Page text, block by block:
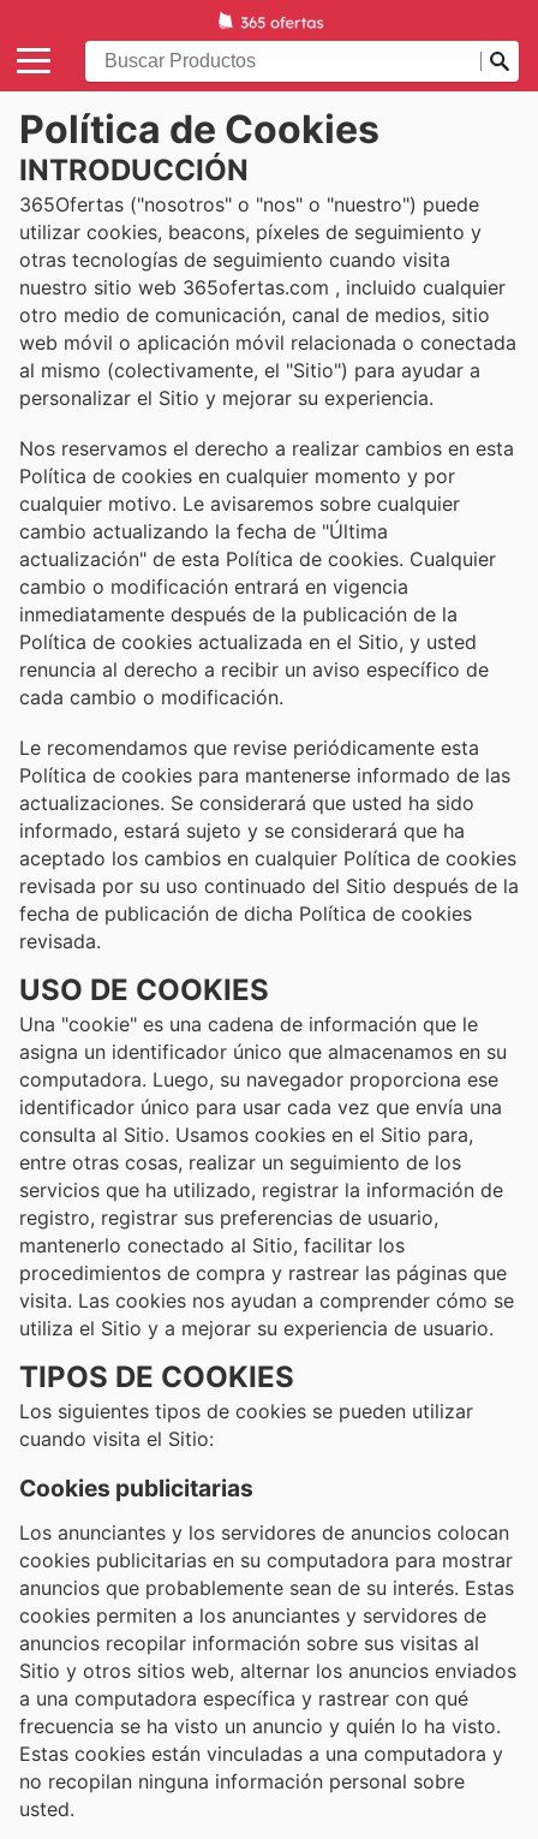
Política de Cookies
INTRODUCCIÓN
365Ofertas ("nosotros" o "nos" o "nuestro") puede
utilizar cookies, beacons, píxeles de seguimiento y
otras tecnologías de seguimiento cuando visita
nuestro sitio web 365ofertas.com , incluido cualquier
otro medio de comunicación, canal de medios, sitio
web móvil o aplicación móvil relacionada o conectada
al mismo (colectivamente, el "Sitio") para ayudar a
personalizar el Sitio y mejorar su experiencia.
Nos reservamos el derecho a realizar cambios en esta
Política de cookies en cualquier momento y por
cualquier motivo. Le avisaremos sobre cualquier
cambio actualizando la fecha de "Última
actualización" de esta Política de cookies. Cualquier
cambio o modificación entrará en vigencia
inmediatamente después de la publicación de la
Política de cookies actualizada en el Sitio, y usted
renuncia al derecho a recibir un aviso específico de
cada cambio o modificación.
Le recomendamos que revise periódicamente esta
Política de cookies para mantenerse informado de las
actualizaciones. Se considerará que usted ha sido
informado, estará sujeto y se considerará que ha
aceptado los cambios en cualquier Política de cookies
revisada por su uso continuado del Sitio después de la
fecha de publicación de dicha Política de cookies
revisada.
USO DE COOKIES
Una "cookie" es una cadena de información que le
asigna un identificador único que almacenamos en su
computadora. Luego, su navegador proporciona ese
identificador único para usar cada vez que envía una
consulta al Sitio. Usamos cookies en el Sitio para,
entre otras cosas, realizar un seguimiento de los
servicios que ha utilizado, registrar la información de
registro, registrar sus preferencias de usuario,
mantenerlo conectado al Sitio, facilitar los
procedimientos de compra y rastrear las páginas que
visita. Las cookies nos ayudan a comprender cómo se
utiliza el Sitio y a mejorar su experiencia de usuario.
TIPOS DE COOKIES
Los siguientes tipos de cookies se pueden utilizar
cuando visita el Sitio:
Cookies publicitarias
Los anunciantes y los servidores de anuncios colocan
cookies publicitarias en su computadora para mostrar
anuncios que probablemente sean de su interés. Estas
cookies permiten a los anunciantes y servidores de
anuncios recopilar información sobre sus visitas al
Sitio y otros sitios web, alternar los anuncios enviados
a una computadora específica y rastrear con qué
frecuencia se ha visto un anuncio y quién lo ha visto.
Estas cookies están vinculadas a una computadora y
no recopilan ninguna información personal sobre
usted.